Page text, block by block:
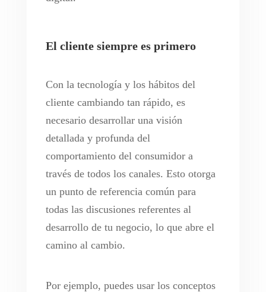
El cliente siempre es primero
Con la tecnología y los hábitos del
cliente cambiando tan rápido, es
necesario desarrollar una visión
detallada y profunda del
comportamiento del consumidor a
través de todos los canales. Esto otorga
un punto de referencia común para
todas las discusiones referentes al
desarrollo de tu negocio, lo que abre el
camino al cambio.
Por ejemplo, puedes usar los conceptos